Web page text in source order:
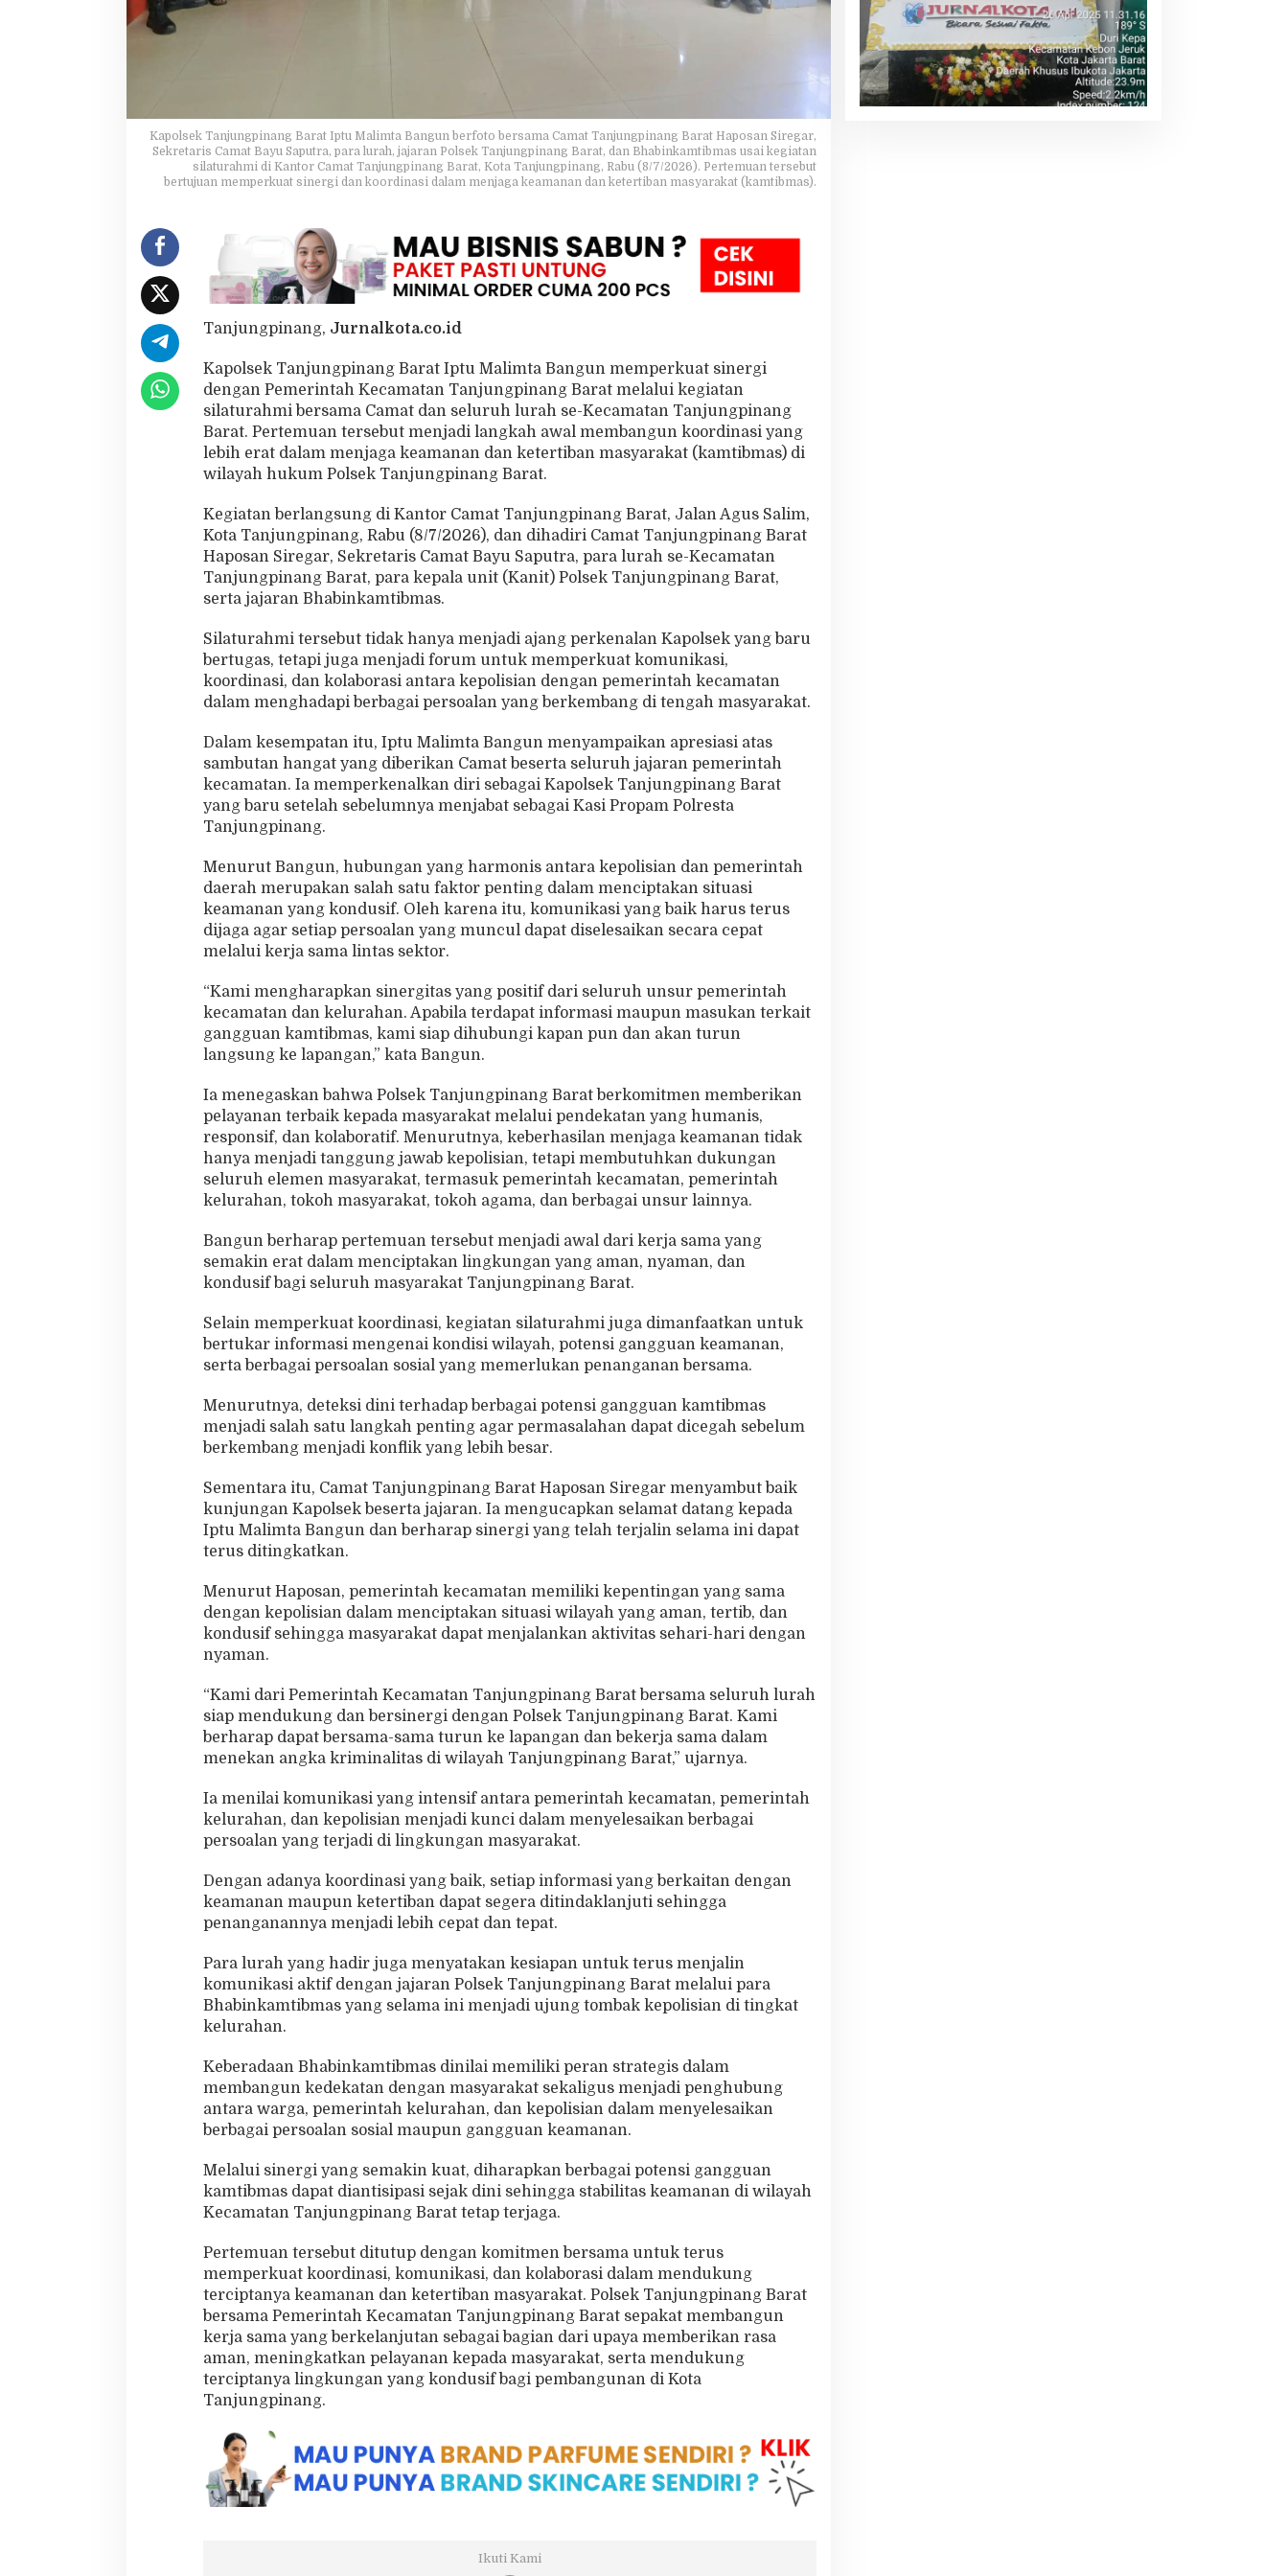
K
a
m
t
i
a
s
L
e
w
a
i
l
a
t
u
r
a
m
i
e
n
g
n
C
a
m
a
d
n
L
u
r
Kapolsek Tanjungpinang Barat Iptu Malimta Bangun berfoto bersama Camat Tanjungpinang Barat Haposan Siregar,
Sekretaris Camat Bayu Saputra, para lurah, jajaran Polsek Tanjungpinang Barat, dan Bhabinkamtibmas usai kegiatan
silaturahmi di Kantor Camat Tanjungpinang Barat, Kota Tanjungpinang, Rabu (8/7/2026). Pertemuan tersebut
bertujuan memperkuat sinergi dan koordinasi dalam menjaga keamanan dan ketertiban masyarakat (kamtibmas).
Tanjungpinang, Jurnalkota.co.id
Kapolsek Tanjungpinang Barat Iptu Malimta Bangun memperkuat sinergi
dengan Pemerintah Kecamatan Tanjungpinang Barat melalui kegiatan
silaturahmi bersama Camat dan seluruh lurah se-Kecamatan Tanjungpinang
Barat. Pertemuan tersebut menjadi langkah awal membangun koordinasi yang
lebih erat dalam menjaga keamanan dan ketertiban masyarakat (kamtibmas) di
wilayah hukum Polsek Tanjungpinang Barat.
Kegiatan berlangsung di Kantor Camat Tanjungpinang Barat, Jalan Agus Salim,
Kota Tanjungpinang, Rabu (8/7/2026), dan dihadiri Camat Tanjungpinang Barat
Haposan Siregar, Sekretaris Camat Bayu Saputra, para lurah se-Kecamatan
Tanjungpinang Barat, para kepala unit (Kanit) Polsek Tanjungpinang Barat,
serta jajaran Bhabinkamtibmas.
Silaturahmi tersebut tidak hanya menjadi ajang perkenalan Kapolsek yang baru
bertugas, tetapi juga menjadi forum untuk memperkuat komunikasi,
koordinasi, dan kolaborasi antara kepolisian dengan pemerintah kecamatan
dalam menghadapi berbagai persoalan yang berkembang di tengah masyarakat.
Dalam kesempatan itu, Iptu Malimta Bangun menyampaikan apresiasi atas
sambutan hangat yang diberikan Camat beserta seluruh jajaran pemerintah
kecamatan. Ia memperkenalkan diri sebagai Kapolsek Tanjungpinang Barat
yang baru setelah sebelumnya menjabat sebagai Kasi Propam Polresta
Tanjungpinang.
Menurut Bangun, hubungan yang harmonis antara kepolisian dan pemerintah
daerah merupakan salah satu faktor penting dalam menciptakan situasi
keamanan yang kondusif. Oleh karena itu, komunikasi yang baik harus terus
dijaga agar setiap persoalan yang muncul dapat diselesaikan secara cepat
melalui kerja sama lintas sektor.
“Kami mengharapkan sinergitas yang positif dari seluruh unsur pemerintah
kecamatan dan kelurahan. Apabila terdapat informasi maupun masukan terkait
gangguan kamtibmas, kami siap dihubungi kapan pun dan akan turun
langsung ke lapangan,” kata Bangun.
Ia menegaskan bahwa Polsek Tanjungpinang Barat berkomitmen memberikan
pelayanan terbaik kepada masyarakat melalui pendekatan yang humanis,
responsif, dan kolaboratif. Menurutnya, keberhasilan menjaga keamanan tidak
hanya menjadi tanggung jawab kepolisian, tetapi membutuhkan dukungan
seluruh elemen masyarakat, termasuk pemerintah kecamatan, pemerintah
kelurahan, tokoh masyarakat, tokoh agama, dan berbagai unsur lainnya.
Bangun berharap pertemuan tersebut menjadi awal dari kerja sama yang
semakin erat dalam menciptakan lingkungan yang aman, nyaman, dan
kondusif bagi seluruh masyarakat Tanjungpinang Barat.
Selain memperkuat koordinasi, kegiatan silaturahmi juga dimanfaatkan untuk
bertukar informasi mengenai kondisi wilayah, potensi gangguan keamanan,
serta berbagai persoalan sosial yang memerlukan penanganan bersama.
Menurutnya, deteksi dini terhadap berbagai potensi gangguan kamtibmas
menjadi salah satu langkah penting agar permasalahan dapat dicegah sebelum
berkembang menjadi konflik yang lebih besar.
Sementara itu, Camat Tanjungpinang Barat Haposan Siregar menyambut baik
kunjungan Kapolsek beserta jajaran. Ia mengucapkan selamat datang kepada
Iptu Malimta Bangun dan berharap sinergi yang telah terjalin selama ini dapat
terus ditingkatkan.
Menurut Haposan, pemerintah kecamatan memiliki kepentingan yang sama
dengan kepolisian dalam menciptakan situasi wilayah yang aman, tertib, dan
kondusif sehingga masyarakat dapat menjalankan aktivitas sehari-hari dengan
nyaman.
“Kami dari Pemerintah Kecamatan Tanjungpinang Barat bersama seluruh lurah
siap mendukung dan bersinergi dengan Polsek Tanjungpinang Barat. Kami
berharap dapat bersama-sama turun ke lapangan dan bekerja sama dalam
menekan angka kriminalitas di wilayah Tanjungpinang Barat,” ujarnya.
Ia menilai komunikasi yang intensif antara pemerintah kecamatan, pemerintah
kelurahan, dan kepolisian menjadi kunci dalam menyelesaikan berbagai
persoalan yang terjadi di lingkungan masyarakat.
Dengan adanya koordinasi yang baik, setiap informasi yang berkaitan dengan
keamanan maupun ketertiban dapat segera ditindaklanjuti sehingga
penanganannya menjadi lebih cepat dan tepat.
Para lurah yang hadir juga menyatakan kesiapan untuk terus menjalin
komunikasi aktif dengan jajaran Polsek Tanjungpinang Barat melalui para
Bhabinkamtibmas yang selama ini menjadi ujung tombak kepolisian di tingkat
kelurahan.
Keberadaan Bhabinkamtibmas dinilai memiliki peran strategis dalam
membangun kedekatan dengan masyarakat sekaligus menjadi penghubung
antara warga, pemerintah kelurahan, dan kepolisian dalam menyelesaikan
berbagai persoalan sosial maupun gangguan keamanan.
Melalui sinergi yang semakin kuat, diharapkan berbagai potensi gangguan
kamtibmas dapat diantisipasi sejak dini sehingga stabilitas keamanan di wilayah
Kecamatan Tanjungpinang Barat tetap terjaga.
Pertemuan tersebut ditutup dengan komitmen bersama untuk terus
memperkuat koordinasi, komunikasi, dan kolaborasi dalam mendukung
terciptanya keamanan dan ketertiban masyarakat. Polsek Tanjungpinang Barat
bersama Pemerintah Kecamatan Tanjungpinang Barat sepakat membangun
kerja sama yang berkelanjutan sebagai bagian dari upaya memberikan rasa
aman, meningkatkan pelayanan kepada masyarakat, serta mendukung
terciptanya lingkungan yang kondusif bagi pembangunan di Kota
Tanjungpinang.
Ikuti Kami